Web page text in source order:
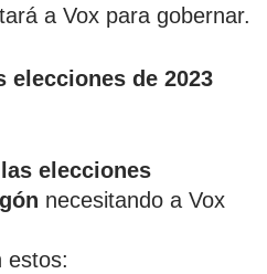
a Vox para gobernar.
de 2023
elecciones
necesitando a Vox
estos: